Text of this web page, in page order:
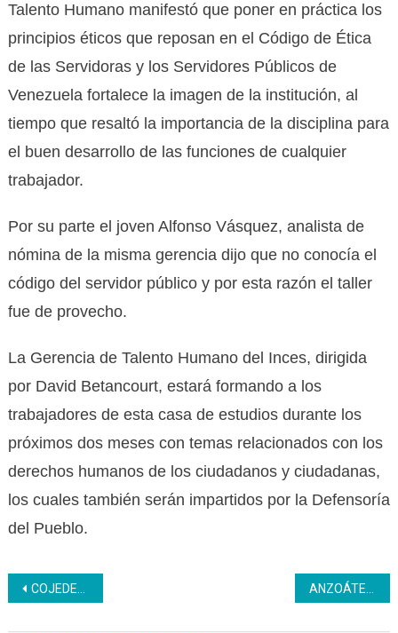
Talento Humano manifestó que poner en práctica los
principios éticos que reposan en el Código de Ética
de las Servidoras y los Servidores Públicos de
Venezuela fortalece la imagen de la institución, al
tiempo que resaltó la importancia de la disciplina para
el buen desarrollo de las funciones de cualquier
trabajador.
Por su parte el joven Alfonso Vásquez, analista de
nómina de la misma gerencia dijo que no conocía el
código del servidor público y por esta razón el taller
fue de provecho.
La Gerencia de Talento Humano del Inces, dirigida
por David Betancourt, estará formando a los
trabajadores de esta casa de estudios durante los
próximos dos meses con temas relacionados con los
derechos humanos de los ciudadanos y ciudadanas,
los cuales también serán impartidos por la Defensoría
del Pueblo.
Navegación
de
COJEDES | En Tinaquillo se fortalece talento comunitario con formación en panadería de alto nivel ANZOÁTEGUI | Inces Debate el impacto de la Inteligencia Artificial frente a la Conciencia Humana